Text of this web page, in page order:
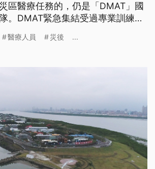
區醫療任務的，仍是「DMAT」國
。DMAT緊急集結受過專業訓練的
在避難所與臨時收容設施，為災民
醫療人員 災後 ...